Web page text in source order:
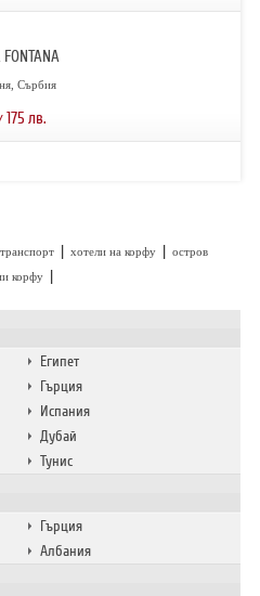
Египет
Гърция
Испания
Дубай
Тунис
Гърция
Албания
Сърбия
175 лв.
| хотели на корфу | остров
корфу |